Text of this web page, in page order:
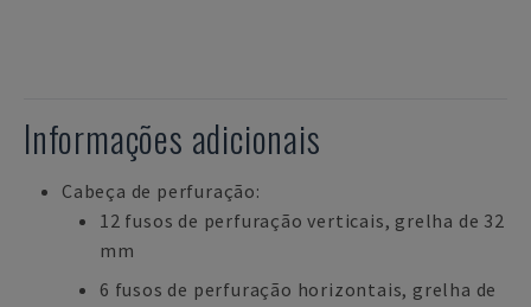
Informações adicionais
Cabeça de perfuração:
12 fusos de perfuração verticais, grelha de 32
mm
6 fusos de perfuração horizontais, grelha de